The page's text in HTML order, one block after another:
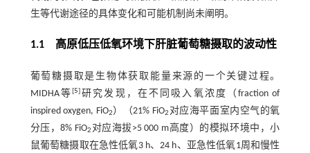
生等代谢途径的具体变化和可能机制尚未阐明。
1.1 高原低压低氧环境下肝脏葡萄糖摄取的波动性
葡萄糖摄取是生物体获取能量来源的一个关键过程。
MIDHA等 [5]研究发现，在不同吸入氧浓度（fraction of
inspired oxygen, FiO2 ）（21% FiO2 对应海平面室内空气的氧
分压，8% FiO2 对应海拔>5 000 m高度）的模拟环境中，小
鼠葡萄糖摄取在急性低氧3 h、24 h、亚急性低氧1周和慢性